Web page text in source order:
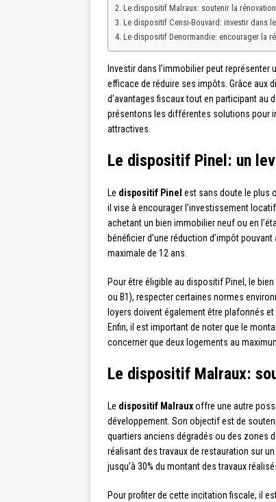
Le dispositif Malraux: soutenir la
Le dispositif Censi-Bouvard: investir dans
Le dispositif Denormandie: encourager la
Investir dans l’immobilier peut
efficace de réduire ses impôts. Grâce aux
d’avantages fiscaux tout en participant au
présentons les différentes solutions pour
attractives.
Le dispositif Pinel: un
Le dispositif Pinel est sans doute le plus
il vise à encourager l’investissement
achetant un bien immobilier neuf ou en
bénéficier d’une réduction d’impôt
maximale de 12 ans.
Pour être éligible au dispositif Pinel, le
ou B1), respecter certaines normes
loyers doivent également être plafonnés
Enfin, il est important de noter que le
concerner que deux logements au
Le dispositif Malraux:
Le dispositif Malrauxoffre une autre
développement. Son objectif est de
quartiers anciens dégradés ou des zones
réalisant des travaux de restauration sur
jusqu’à 30% du montant des travaux
Pour profiter de cette incitation fiscale, il